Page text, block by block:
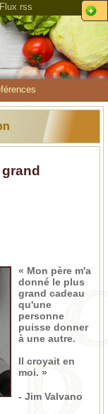
Flux rss
« Mon père m'a
donné le plus
grand cadeau
qu'une
personne
puisse donner
à une autre.
Il croyait en
moi. »
- Jim Valvano